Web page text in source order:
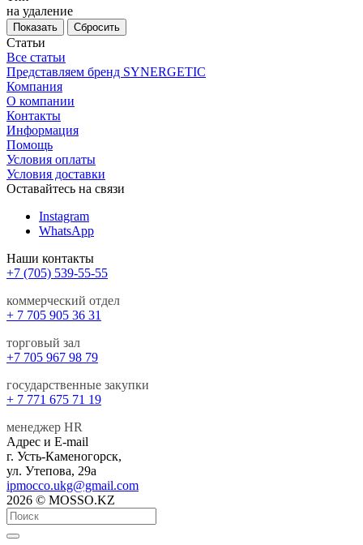
на удаление
Сбросить
Статьи
Все статьи
Представляем бренд SYNERGETIC
Компания
О компании
Контакты
Информация
Помощь
Условия оплаты
Условия доставки
Оставайтесь на связи
Instagram
WhatsApp
Наши контакты
+7 (705) 539-55-55
коммерческий отдел
+ 7 705 905 36 31
торговый зал
+7 705 967 98 79
государственные закупки
+ 7 771 675 71 19
менеджер HR
Адрес и E-mail
г. Усть-Каменогорск,
ул. Утепова, 29а
ipmocco.ukg@gmail.com
2026 © MOSSO.KZ